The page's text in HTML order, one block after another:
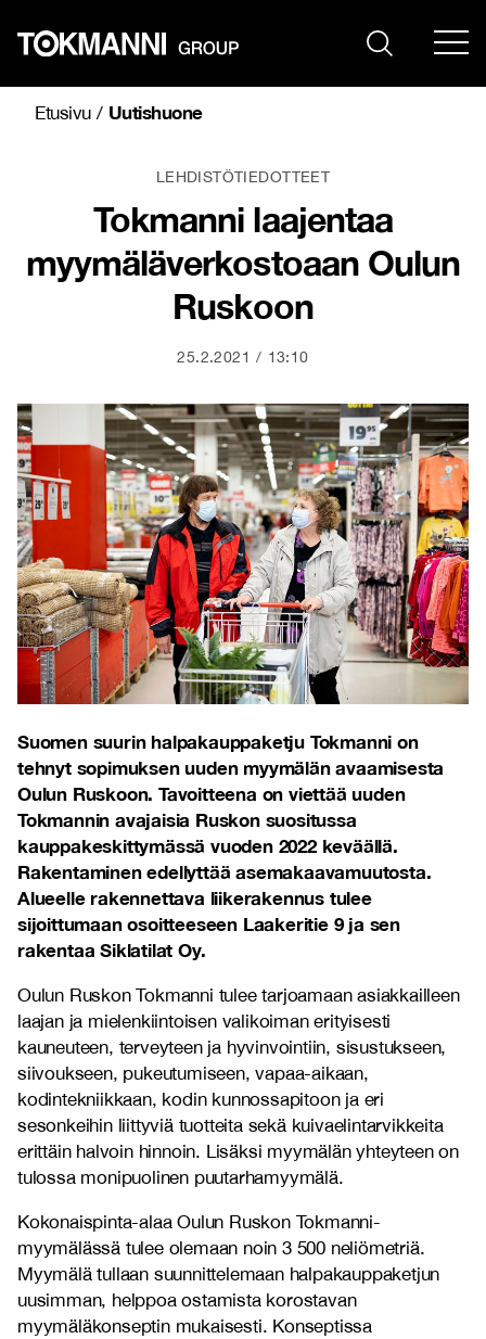
sisältöön
Etusivu/ Uutishuone
LEHDISTÖTIEDOTTEET
Tokmanni laajentaa
myymäläverkostoaan Oulun
Ruskoon
25.2.2021 13:10
Suomen suurin halpakauppaketju Tokmanni on
tehnyt sopimuksen uuden myymälän avaamisesta
Oulun Ruskoon. Tavoitteena on viettää uuden
Tokmannin avajaisia Ruskon suositussa
kauppakeskittymässä vuoden 2022 keväällä.
Rakentaminen edellyttää asemakaavamuutosta.
Alueelle rakennettava liikerakennus tulee
sijoittumaan osoitteeseen Laakeritie 9 ja sen
rakentaa Siklatilat Oy.
Oulun Ruskon Tokmanni tulee tarjoamaan asiakkailleen
laajan ja mielenkiintoisen valikoiman erityisesti
kauneuteen, terveyteen ja hyvinvointiin, sisustukseen,
siivoukseen, pukeutumiseen, vapaa-aikaan,
kodintekniikkaan, kodin kunnossapitoon ja eri
sesonkeihin liittyviä tuotteita sekä kuivaelintarvikkeita
erittäin halvoin hinnoin. Lisäksi myymälän yhteyteen on
tulossa monipuolinen puutarhamyymälä.
Kokonaispinta-alaa Oulun Ruskon Tokmanni-
myymälässä tulee olemaan noin 3 500 neliömetriä.
Myymälä tullaan suunnittelemaan halpakauppaketjun
uusimman, helppoa ostamista korostavan
myymäläkonseptin mukaisesti. Konseptissa